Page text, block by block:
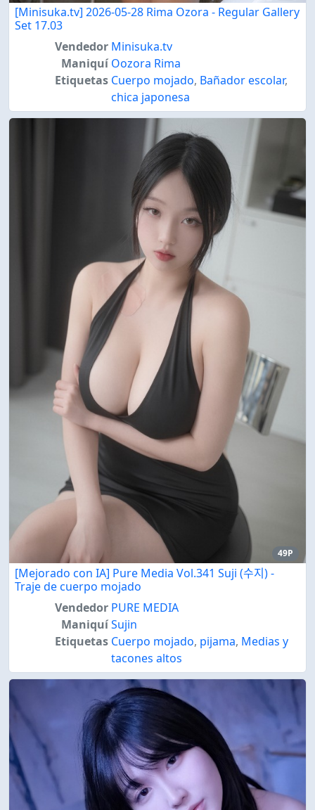
[Minisuka.tv] 2026-05-28 Rima Ozora - Regular Gallery
Set 17.03
Vendedor Minisuka.tv
Maniquí Oozora Rima
Etiquetas Cuerpo mojado, Bañador escolar,
chica japonesa
49P
[Mejorado con IA] Pure Media Vol.341 Suji (수지) -
Traje de cuerpo mojado
Vendedor PURE MEDIA
ManiquíSujin
Etiquetas Cuerpo mojado, pijama, Medias y
tacones altos